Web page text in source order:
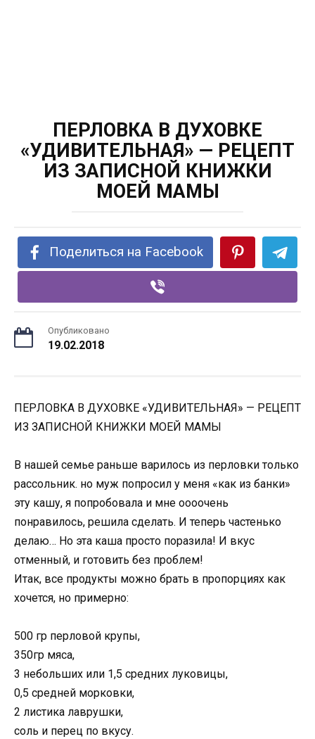
ПЕРЛОВКА В ДУХОВКЕ
«УДИВИТЕЛЬНАЯ» — РЕЦЕПТ
ИЗ ЗАПИСНОЙ КНИЖКИ
МОЕЙ МАМЫ
Поделиться на Facebook
Опубликовано
19.02.2018
ПЕРЛОВКА В ДУХОВКЕ «УДИВИТЕЛЬНАЯ» — РЕЦЕПТ
ИЗ ЗАПИСНОЙ КНИЖКИ МОЕЙ МАМЫ
В нашей семье раньше варилось из перловки только
рассольник. но муж попросил у меня «как из банки»
эту кашу, я попробовала и мне оооочень
понравилось, решила сделать. И теперь частенько
делаю… Но эта каша просто поразила! И вкус
отменный, и готовить без проблем!
Итак, все продукты можно брать в пропорциях как
хочется, но примерно:
500 гр перловой крупы,
350гр мяса,
3 небольших или 1,5 средних луковицы,
0,5 средней морковки,
2 листика лаврушки,
соль и перец по вкусу.